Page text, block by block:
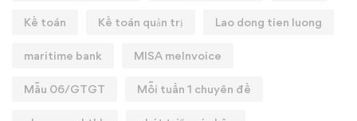
Kế toán Kế toán quản trị Lao dong tien luong
maritime bank MISA meInvoice
Mẫu 06/GTGT Mỗi tuần 1 chuyên đề